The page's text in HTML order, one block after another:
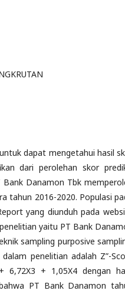
dapat mengetahui hasil
dari perolehan skor
Danamon Tbk
tahun 2016-2020. Populasi
yang diunduh pada
yaitu PT Bank
sampling purposive
penelitian adalah Z”-
6,72X3 + 1,05X4 dengan
PT Bank Danamon